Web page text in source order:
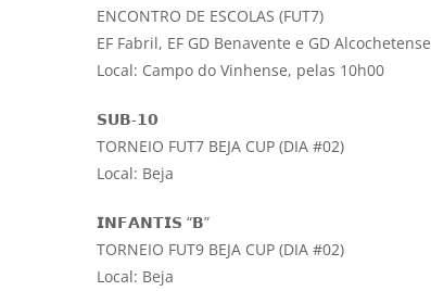
ENCONTRO DE ESCOLAS (FUT7)
EF Fabril, EF GD Benavente e GD Alcochetense
Local: Campo do Vinhense, pelas 10h00
𝗦𝗨𝗕-𝟭𝟬
TORNEIO FUT7 BEJA CUP (DIA #02)
Local: Beja
𝗜𝗡𝗙𝗔𝗡𝗧𝗜𝗦 “𝗕”
TORNEIO FUT9 BEJA CUP (DIA #02)
Local: Beja